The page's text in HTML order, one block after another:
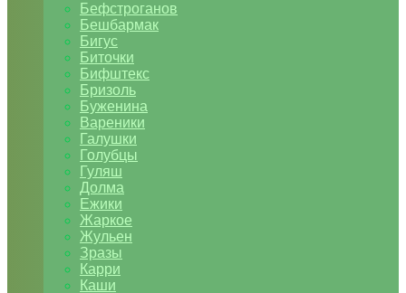
Бефстроганов
Бешбармак
Бигус
Биточки
Бифштекс
Бризоль
Буженина
Вареники
Галушки
Голубцы
Гуляш
Долма
Ежики
Жаркое
Жульен
Зразы
Карри
Каши